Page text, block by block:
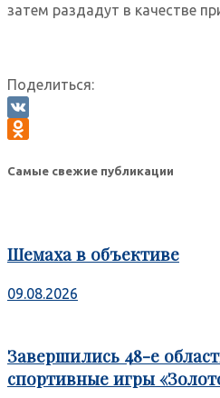
затем раздадут в качестве
Поделиться:
VK
Самые свежие публикации
Шемаха в объективе
09.08.2026
Завершились 48-е
спортивные игры